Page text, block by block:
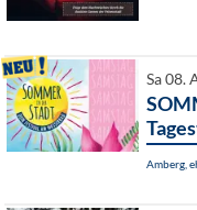
Sa 08.
Amberg,